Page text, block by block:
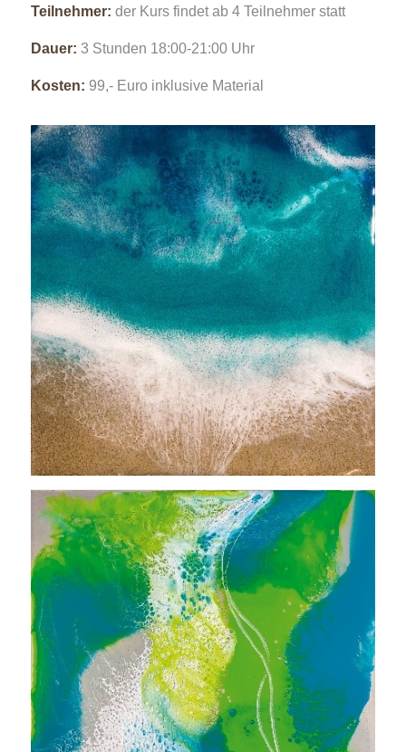
Teilnehmer: der Kurs findet ab 4 Teilnehmer statt
Dauer: 3 Stunden 18:00-21:00 Uhr
Kosten: 99,- Euro inklusive Material